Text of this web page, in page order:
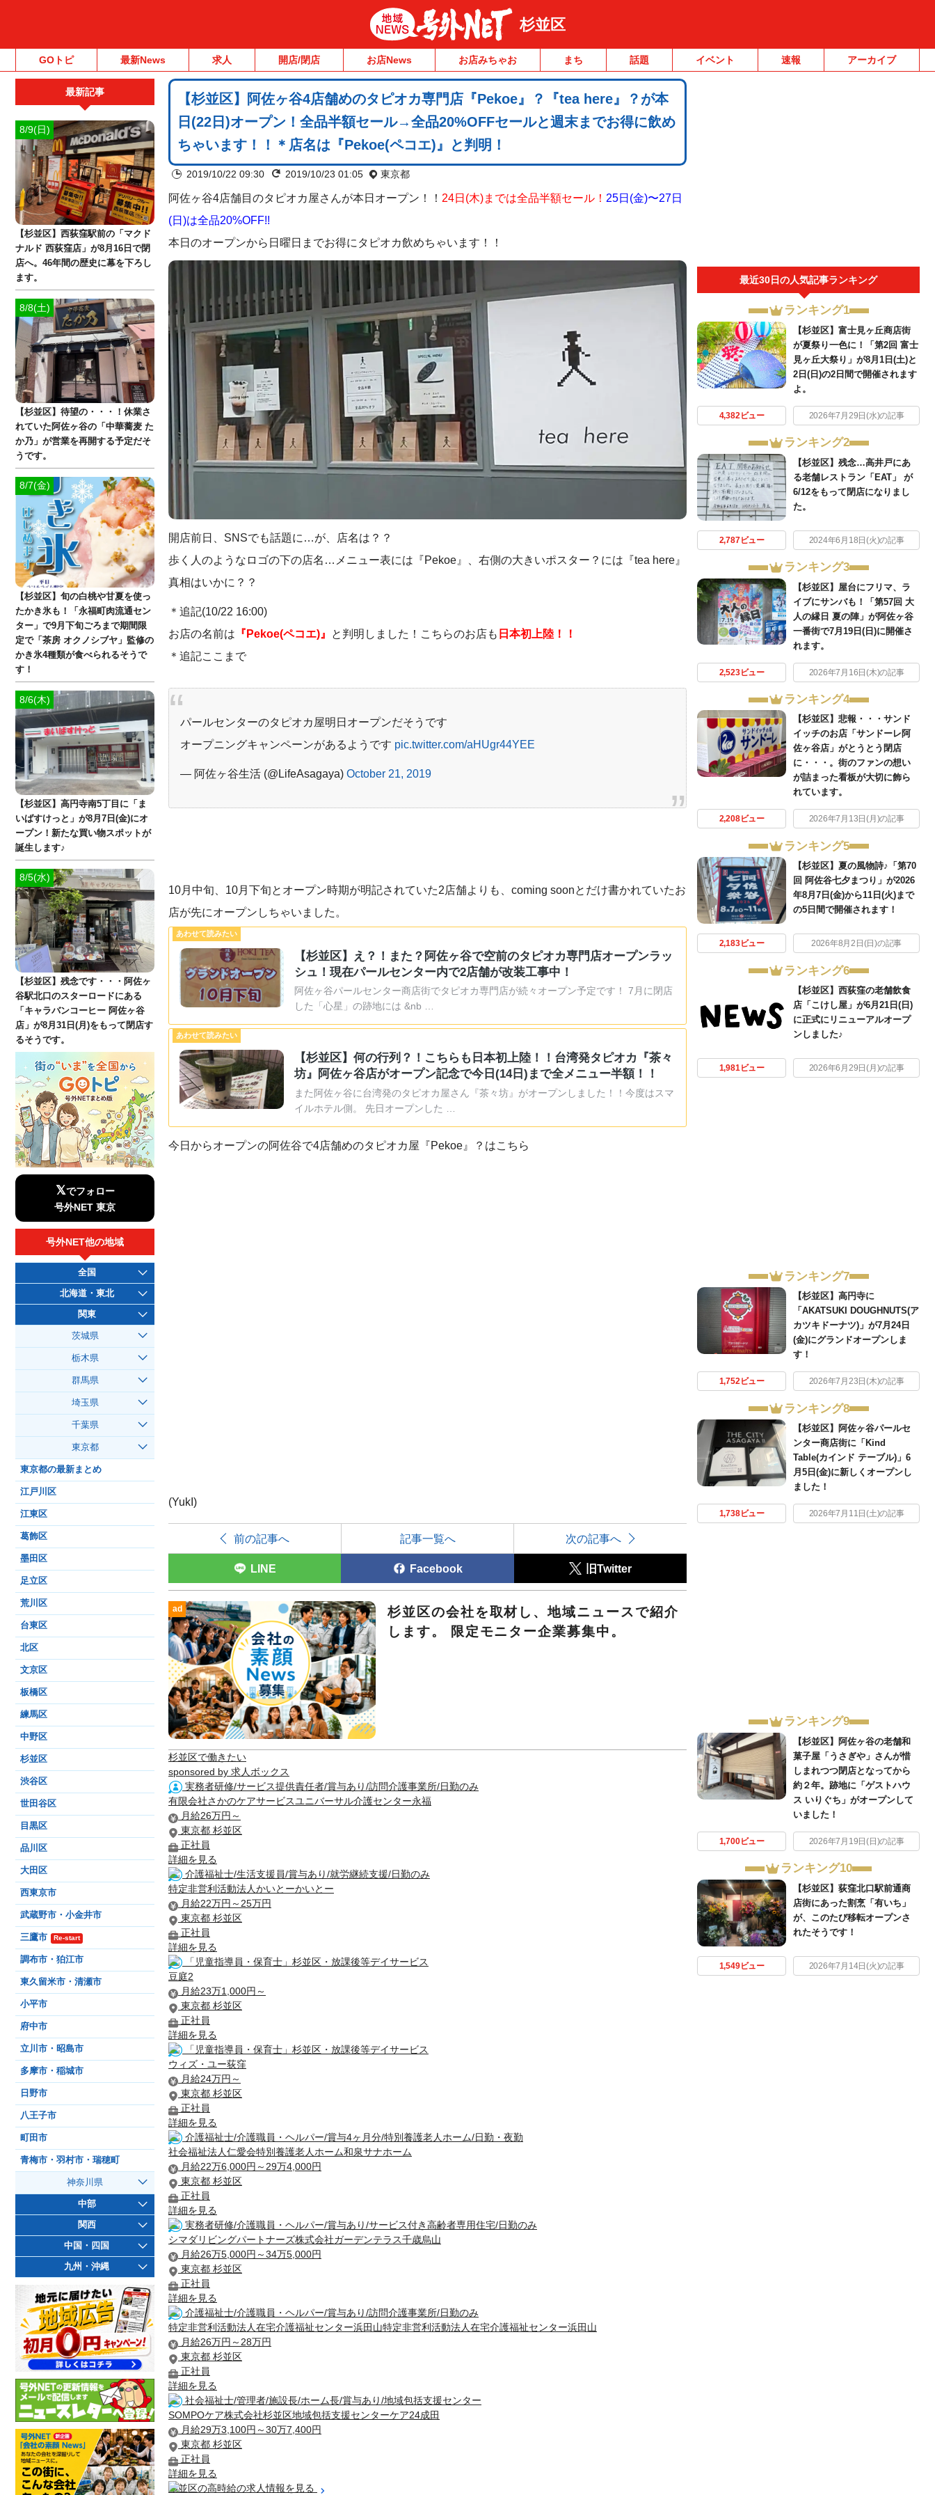
杉並区
GOトピ 最新News 求人 開店/閉店 お店News お店みちゃお まち 話題 イベント 速報 アーカイブ
【杉並区】阿佐ヶ谷4店舗めのタピオカ専門店『Pekoe』？『tea here』？が本
日(22日)オープン！全品半額セール→全品20%OFFセールと週末までお得に飲め
ちゃいます！！＊店名は『Pekoe(ペコエ)』と判明！
2019/10/22 09:30 2019/10/23 01:05 東京都
阿佐ヶ谷4店舗目のタピオカ屋さんが本日オープン！！ 24日(木)までは全品半額セール！ 25日(金)〜27日
(日)は全品20%OFF!!
本日のオープンから日曜日までお得にタピオカ飲めちゃいます！！
開店前日、SNSでも話題に…が、店名は？？
歩く人のようなロゴの下の店名…メニュー表には『Pekoe』、右側の大きいポスター？には『tea here』
真相はいかに？？
＊追記(10/22 16:00)
お店の名前は 『Pekoe(ペコエ)』 と判明しました！こちらのお店も 日本初上陸！！
＊追記ここまで
パールセンターのタピオカ屋明日オープンだそうです
オープニングキャンペーンがあるようです pic.twitter.com/aHUgr44YEE
— 阿佐ヶ谷生活 (@LifeAsagaya)October 21, 2019
10月中旬、10月下旬とオープン時期が明記されていた2店舗よりも、coming soonとだけ書かれていたお
店が先にオープンしちゃいました。
【杉並区】え？！また？阿佐ヶ谷で空前のタピオカ専門店オープンラッ
シュ！現在パールセンター内で2店舗が改装工事中！
阿佐ヶ谷パールセンター商店街でタピオカ専門店が続々オープン予定です！ 7月に閉店
した「心星」の跡地には &nb …
【杉並区】何の行列？！こちらも日本初上陸！！台湾発タピオカ『茶々
坊』阿佐ヶ谷店がオープン記念で今日(14日)まで全メニュー半額！！
また阿佐ヶ谷に台湾発のタピオカ屋さん『茶々坊』がオープンしました！！今度はスマ
イルホテル側。 先日オープンした …
今日からオープンの阿佐谷で4店舗めのタピオカ屋『Pekoe』？はこちら
(YukI)
前の記事へ 記事一覧へ 次の記事へ
LINE Facebook 旧Twitter
ad
杉並区の会社を取材し、地域ニュースで紹介
します。 限定モニター企業募集中。
杉並区で働きたい
sponsored by 求人ボックス
実務者研修/サービス提供責任者/賞与あり/訪問介護事業所/日勤のみ
有限会社さかのケアサービスユニバーサル介護センター永福
月給26万円～
東京都 杉並区
正社員
詳細を見る
介護福祉士/生活支援員/賞与あり/就労継続支援/日勤のみ
特定非営利活動法人かいとーかいとー
月給22万円～25万円
東京都 杉並区
正社員
詳細を見る
「児童指導員・保育士」杉並区・放課後等デイサービス
豆庭2
月給23万1,000円～
東京都 杉並区
正社員
詳細を見る
「児童指導員・保育士」杉並区・放課後等デイサービス
ウィズ・ユー荻窪
月給24万円～
東京都 杉並区
正社員
詳細を見る
介護福祉士/介護職員・ヘルパー/賞与4ヶ月分/特別養護老人ホーム/日勤・夜勤
社会福祉法人仁愛会特別養護老人ホーム和泉サナホーム
月給22万6,000円～29万4,000円
東京都 杉並区
正社員
詳細を見る
実務者研修/介護職員・ヘルパー/賞与あり/サービス付き高齢者専用住宅/日勤のみ
シマダリビングパートナーズ株式会社ガーデンテラス千歳烏山
月給26万5,000円～34万5,000円
東京都 杉並区
正社員
詳細を見る
介護福祉士/介護職員・ヘルパー/賞与あり/訪問介護事業所/日勤のみ
特定非営利活動法人在宅介護福祉センター浜田山特定非営利活動法人在宅介護福祉センター浜田山
月給26万円～28万円
東京都 杉並区
正社員
詳細を見る
社会福祉士/管理者/施設長/ホーム長/賞与あり/地域包括支援センター
SOMPOケア株式会社杉並区地域包括支援センターケア24成田
月給29万3,100円～30万7,400円
東京都 杉並区
正社員
詳細を見る
杉並区の高時給の求人情報を見る
最近30日の人気記事ランキング
ランキング1
【杉並区】富士見ヶ丘商店街
が夏祭り一色に！「第2回 富士
見ヶ丘大祭り」が8月1日(土)と
2日(日)の2日間で開催されます
よ。
4,382ビュー 2026年7月29日(水)の記事
ランキング2
【杉並区】残念…高井戸にあ
る老舗レストラン「EAT」 が
6/12をもって閉店になりまし
た。
2,787ビュー 2024年6月18日(火)の記事
ランキング3
【杉並区】屋台にフリマ、ラ
イブにサンバも！「第57回 大
人の縁日 夏の陣」が阿佐ヶ谷
一番街で7月19日(日)に開催さ
れます。
2,523ビュー 2026年7月16日(木)の記事
ランキング4
【杉並区】悲報・・・サンド
イッチのお店「サンドーレ阿
佐ヶ谷店」がとうとう閉店
に・・・。街のファンの想い
が詰まった看板が大切に飾ら
れています。
2,208ビュー 2026年7月13日(月)の記事
ランキング5
【杉並区】夏の風物詩♪「第70
回 阿佐谷七夕まつり」が2026
年8月7日(金)から11日(火)まで
の5日間で開催されます！
2,183ビュー 2026年8月2日(日)の記事
ランキング6
【杉並区】西荻窪の老舗飲食
店「こけし屋」が6月21日(日)
に正式にリニューアルオープ
ンしました♪
1,981ビュー 2026年6月29日(月)の記事
ランキング7
【杉並区】高円寺に
「AKATSUKI DOUGHNUTS(ア
カツキドーナツ)」が7月24日
(金)にグランドオープンしま
す！
1,752ビュー 2026年7月23日(木)の記事
ランキング8
【杉並区】阿佐ヶ谷パールセ
ンター商店街に「Kind
Table(カインド テーブル)」6
月5日(金)に新しくオープンし
ました！
1,738ビュー 2026年7月11日(土)の記事
ランキング9
【杉並区】阿佐ヶ谷の老舗和
菓子屋「うさぎや」さんが惜
しまれつつ閉店となってから
約２年。跡地に「ゲストハウ
ス いりぐち」がオープンして
いました！
1,700ビュー 2026年7月19日(日)の記事
ランキング10
【杉並区】荻窪北口駅前通商
店街にあった割烹「有いち」
が、このたび移転オープンさ
れたそうです！
1,549ビュー 2026年7月14日(火)の記事
最新記事
8/9(日)
【杉並区】西荻窪駅前の「マクド
ナルド 西荻窪店」が8月16日で閉
店へ。46年間の歴史に幕を下ろし
ます。
8/8(土)
【杉並区】待望の・・・！休業さ
れていた阿佐ヶ谷の「中華蕎麦 た
か乃」が営業を再開する予定だそ
うです。
8/7(金)
【杉並区】旬の白桃や甘夏を使っ
たかき氷も！「永福町肉流通セン
ター」で9月下旬ごろまで期間限
定で「茶房 オクノシブヤ」監修の
かき氷4種類が食べられるそうで
す！
8/6(木)
【杉並区】高円寺南5丁目に「ま
いばすけっと」が8月7日(金)にオ
ープン！新たな買い物スポットが
誕生します♪
8/5(水)
【杉並区】残念です・・・阿佐ヶ
谷駅北口のスターロードにある
「キャラバンコーヒー 阿佐ヶ谷
店」が8月31日(月)をもって閉店す
るそうです。
𝕏でフォロー
号外NET 東京
号外NET他の地域
全国
北海道・東北
関東
茨城県
栃木県
群馬県
埼玉県
千葉県
東京都
東京都の最新まとめ
江戸川区
江東区
葛飾区
墨田区
足立区
荒川区
台東区
北区
文京区
板橋区
練馬区
中野区
杉並区
渋谷区
世田谷区
目黒区
品川区
大田区
西東京市
武蔵野市・小金井市
三鷹市 Re-start
調布市・狛江市
東久留米市・清瀬市
小平市
府中市
立川市・昭島市
多摩市・稲城市
日野市
八王子市
町田市
青梅市・羽村市・瑞穂町
神奈川県
中部
関西
中国・四国
九州・沖縄